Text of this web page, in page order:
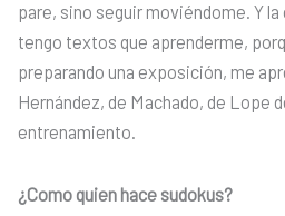
pare, sino seguir moviéndome. Y la
tengo textos que aprenderme,
preparando una exposición, me
Hernández, de Machado, de Lope
entrenamiento.
¿Como quien hace sudokus?